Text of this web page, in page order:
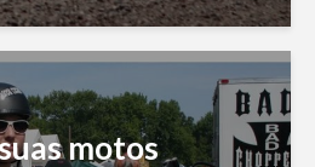
motos